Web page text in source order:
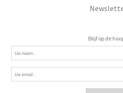
Blijf op de